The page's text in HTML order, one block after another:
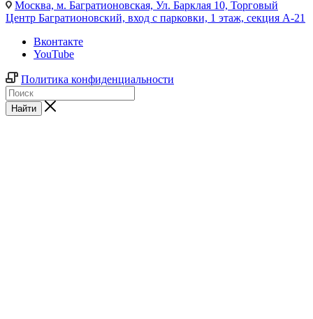
Москва, м. Багратионовская, Ул. Барклая 10, Торговый
Центр Багратионовский, вход с парковки, 1 этаж, секция А-21
Вконтакте
YouTube
Политика конфиденциальности
Найти